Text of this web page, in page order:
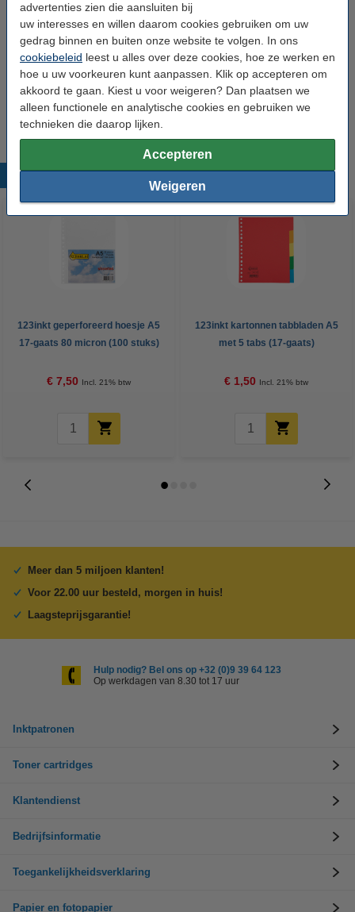
advertenties zien die aansluiten bij
uw interesses en willen daarom cookies gebruiken om uw
gedrag binnen en buiten onze website te volgen. In ons
cookiebeleid leest u alles over deze cookies, hoe ze werken en
hoe u uw voorkeuren kunt aanpassen. Klik op accepteren om
akkoord te gaan. Kiest u voor weigeren? Dan plaatsen we
alleen functionele en analytische cookies en gebruiken we
technieken die daarop lijken.
Accepteren
Weigeren
Kangaro geperforeerde cursusblok A5 gelijnd
60 g/m² 150 vellen (17 gaten)
€ 2,75
Opties
geperforeerd papier
A5 tabbladen
geperforeerde hoesjes
A5 geperforeerde
hoesjes
Populaire producten
123inkt geperforeerd hoesje A5
17-gaats 80 micron (100 stuks)
€ 7,50 Incl. 21% btw
123inkt kartonnen tabbladen A5
met 5 tabs (17-gaats)
€ 1,50 Incl. 21% btw
Meer dan 5 miljoen klanten!
Voor 22.00 uur besteld, morgen in huis!
Laagsteprijsgarantie!
Hulp nodig? Bel ons op +32 (0)9 39 64 123
Op werkdagen van 8.30 tot 17 uur
Inktpatronen
Toner cartridges
Klantendienst
Bedrijfsinformatie
Toegankelijkheidsverklaring
Papier en fotopapier